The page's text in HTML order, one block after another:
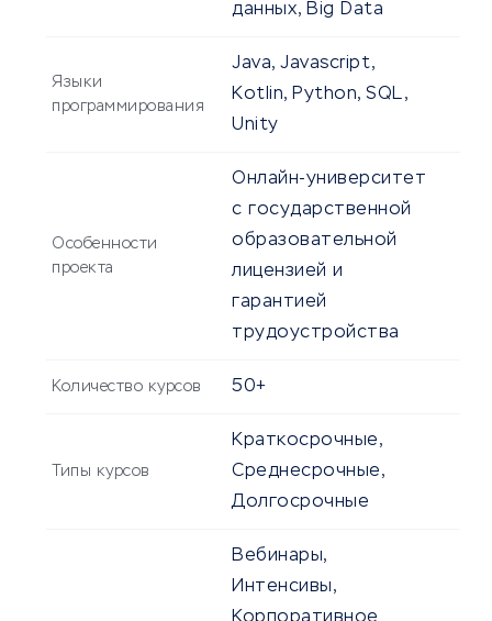
данных, Big Data
Языки
программирования
Java, Javascript,
Kotlin, Python, SQL,
Unity
Особенности
проекта
Онлайн-университет
с государственной
образовательной
лицензией и
гарантией
трудоустройства
Количество курсов 50+
Типы курсов
Краткосрочные,
Среднесрочные,
Долгосрочные
Вебинары,
Интенсивы,